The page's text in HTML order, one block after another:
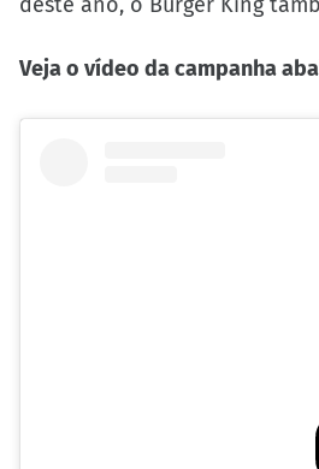
Veja o vídeo da campanha